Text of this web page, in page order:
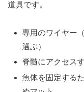
道具です。
専用のワイヤー
選ぶ）
脊髄にアクセス
魚体を固定する